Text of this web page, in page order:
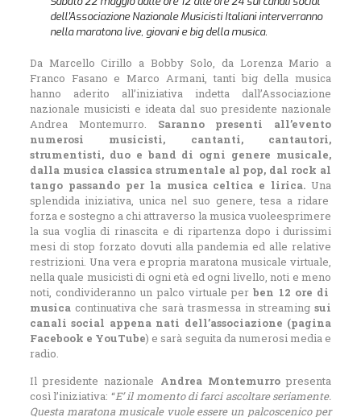
dell’Associazione Nazionale Musicisti Italiani interverranno
nella maratona live, giovani e big della musica.
Da Marcello Cirillo a Bobby Solo, da Lorenza Mario a
Franco Fasano eMarco Armani, tanti big della musica
hanno aderito all’iniziativa indetta dall’Associazione
nazionale musicisti e ideata dal suo presidente nazionale
Andrea Montemurro. Saranno presenti all’evento
numerosi musicisti, cantanti, cantautori,
strumentisti, duo e band di ogni genere musicale,
dalla musica classica strumentale al pop, dal rock al
tango passando per la musica celtica e lirica.Una
splendida iniziativa, unica nel suo genere, tesa a ridare
forza e sostegno a chi attraverso la musica vuoleesprimere
la sua voglia di rinascita e di ripartenza dopo i durissimi
mesi di stop forzato dovuti alla pandemia ed alle relative
restrizioni. Una vera epropria maratona musicale virtuale,
nella quale musicisti di ogni età ed ogni livello, noti e meno
noti, condivideranno un palco virtuale perben 12 ore di
musicacontinuativa che sarà trasmessa in streamingsui
canali social appena nati dell’associazione (pagina
Facebook e YouTube) e sarà seguita da numerosi media e
radio.
Il presidente nazionale Andrea Montemurropresenta
così l’iniziativa: “E’ il momento di farci ascoltare seriamente.
Questa maratona musicale vuole essere un palcoscenico per